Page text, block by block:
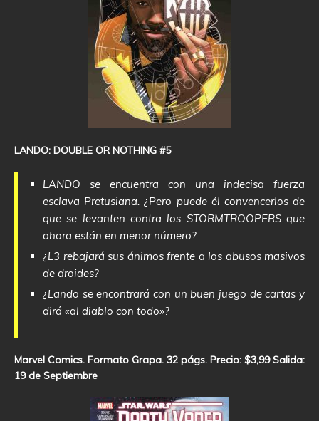
LANDO: DOUBLE OR NOTHING #5
LANDO se encuentra con una indecisa fuerza
esclava Pretusiana. ¿Pero puede él convencerlos de
que se levanten contra los STORMTROOPERS que
ahora están en menor número?
¿L3 rebajará sus ánimos frente a los abusos masivos
de droides?
¿Lando se encontrará con un buen juego de cartas y
dirá «al diablo con todo»?
Marvel Comics. Formato Grapa. 32 págs. Precio: $3,99 Salida:
19 de Septiembre